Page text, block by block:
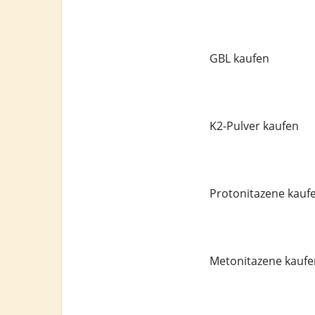
GBL kaufen
K2-Pulver kaufen
Protonitazene
Metonitazene